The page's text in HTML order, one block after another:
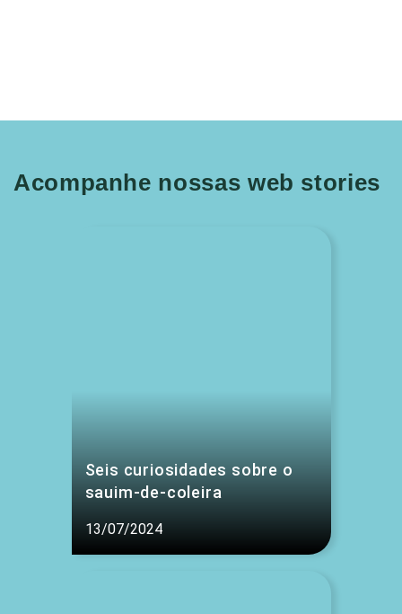
Acompanhe nossas web stories
Seis curiosidades sobre o
sauim-de-coleira
13/07/2024